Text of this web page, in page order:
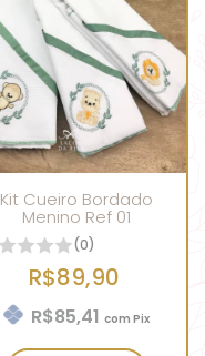
Kit Cueiro Bordado
Menino Ref 01
(0)
R$89,90
R$85,41com Pix